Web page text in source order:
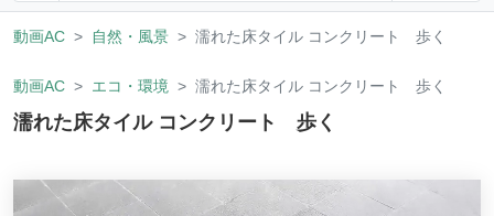
動画AC 自然・風景 濡れた床タイル コンクリート 歩く
動画AC エコ・環境 濡れた床タイル コンクリート 歩く
濡れた床タイル コンクリート 歩く